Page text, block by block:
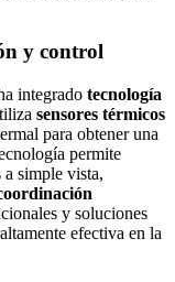
y control
integrado tecnología
sensores térmicos
para obtener una
permite
simple vista,
y soluciones
efectiva en la